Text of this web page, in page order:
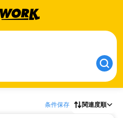
条件保存 関連度順